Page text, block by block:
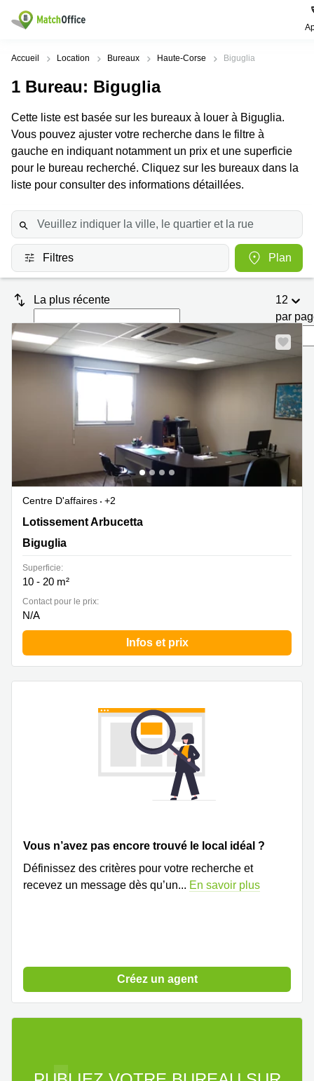
Rechercher / publier
Pages
produits
Bureau
Centre
d’affaires
Salles
de
réunion
Bureau
virtuel
Villes
Paris
Lille
Lyon
Marseille
Nantes
Toulouse
Nice
Strasbourg
Recherches
Centres
d'affaires
Location
Lille
Coworking
Paris
Lyon
Coworking
Centres
d'affaires
d'affaires
Lyon
bureaux
Paris
Centre
d'affaires
Montpellier
Aide
Qui sommes-nous?
Publier un local
Connexion
Accueil Location Bureaux Haute-Corse Biguglia
1 Bureau: Biguglia
Cette liste est basée sur les bureaux à louer à Biguglia.
Vous pouvez ajuster votre recherche dans le filtre à
gauche en indiquant notamment un prix et une superficie
pour le bureau recherché. Cliquez sur les bureaux dans la
liste pour consulter des informations détaillées.
Filtres Plan
La plus récente
12
par
Centre D'affaires
+2
Lotissement Arbucetta 13, Biguglia
Lotissement Arbucetta
Biguglia
Superficie:
10 - 20 m²
Contact pour le prix:
N/A
Infos et prix
Vous n’avez pas encore trouvé le local idéal ?
Définissez des critères pour votre recherche et
recevez un message dès qu’un... En savoir plus
Créez un agent